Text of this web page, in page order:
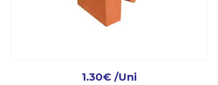
1.30€ /Uni